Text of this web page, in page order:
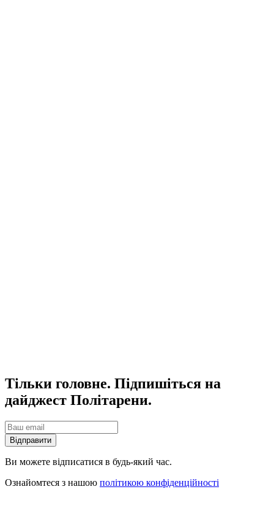
Тільки головне. Підпишіться на
дайджест Політарени.
Відправити
Ви можете відписатися в будь-який час.
Ознайомтеся з нашою політикою конфіденційності